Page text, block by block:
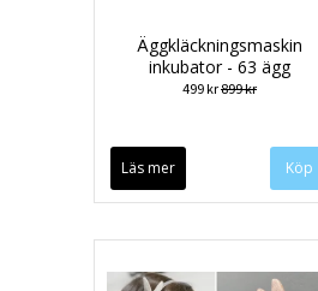
Äggkläckningsmaskin
inkubator - 63 ägg
499 kr899 kr
Läs mer